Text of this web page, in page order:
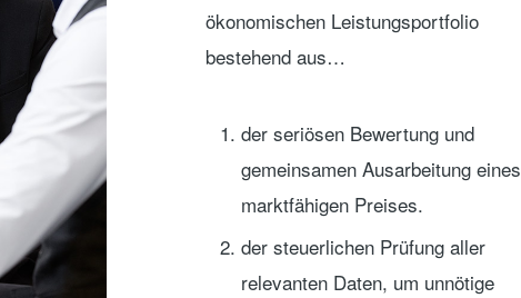
ökonomischen Leistungsportfolio
bestehend aus…
der seriösen Bewertung und
gemeinsamen Ausarbeitung eines
marktfähigen Preises.
der steuerlichen Prüfung aller
relevanten Daten, um unnötige